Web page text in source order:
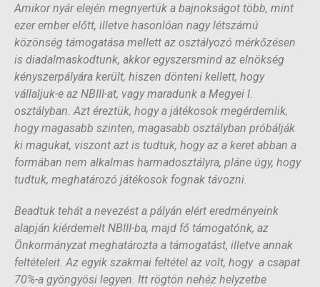
Amikor nyár elején megnyertük a bajnokságot több, mint
ezer ember előtt, illetve hasonlóan nagy létszámú
közönség támogatása mellett az osztályozó mérkőzésen
is diadalmaskodtunk, akkor egyszersmind az elnökség
kényszerpályára került, hiszen dönteni kellett, hogy
vállaljuk-e az NBIII-at, vagy maradunk a Megyei I.
osztályban. Azt éreztük, hogy a játékosok megérdemlik,
hogy magasabb szinten, magasabb osztályban próbálják
ki magukat, viszont azt is tudtuk, hogy az a keret abban a
formában nem alkalmas harmadosztályra, pláne úgy, hogy
tudtuk, meghatározó játékosok fognak távozni.
Beadtuk tehát a nevezést a pályán elért eredményeink
alapján kiérdemelt NBIII-ba, majd fő támogatónk, az
Önkormányzat meghatározta a támogatást, illetve annak
feltételeit. Az egyik szakmai feltétel az volt, hogy a csapat
70%-a gyöngyösi legyen. Itt rögtön nehéz helyzetbe